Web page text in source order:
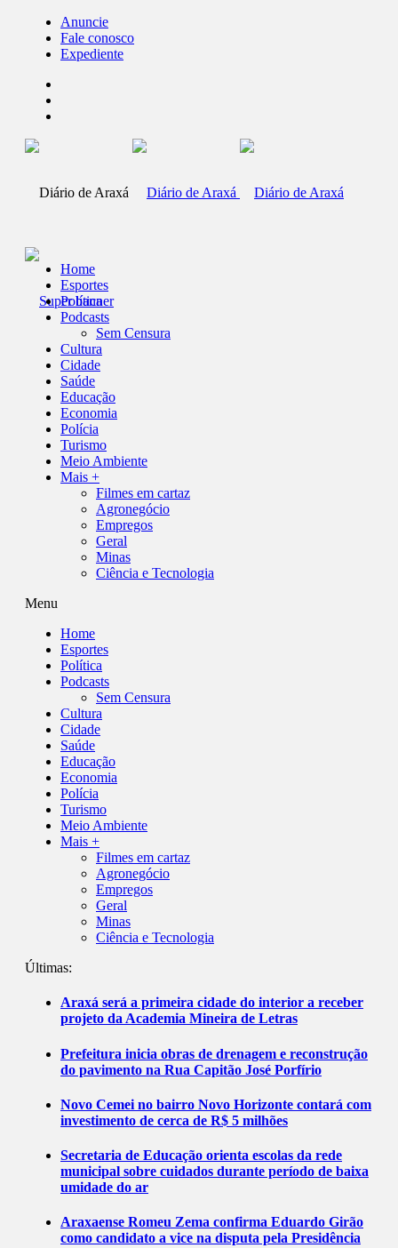
Anuncie
Fale conosco
Expediente
Home
Esportes
Política
Podcasts
Sem Censura
Cultura
Cidade
Saúde
Educação
Economia
Polícia
Turismo
Meio Ambiente
Mais +
Filmes em cartaz
Agronegócio
Empregos
Geral
Minas
Ciência e Tecnologia
Menu
Home
Esportes
Política
Podcasts
Sem Censura
Cultura
Cidade
Saúde
Educação
Economia
Polícia
Turismo
Meio Ambiente
Mais +
Filmes em cartaz
Agronegócio
Empregos
Geral
Minas
Ciência e Tecnologia
Últimas:
Araxá será a primeira cidade do interior a receber
projeto da Academia Mineira de Letras
Prefeitura inicia obras de drenagem e reconstrução
do pavimento na Rua Capitão José Porfírio
Novo Cemei no bairro Novo Horizonte contará com
investimento de cerca de R$ 5 milhões
Secretaria de Educação orienta escolas da rede
municipal sobre cuidados durante período de baixa
umidade do ar
Araxaense Romeu Zema confirma Eduardo Girão
como candidato a vice na disputa pela Presidência